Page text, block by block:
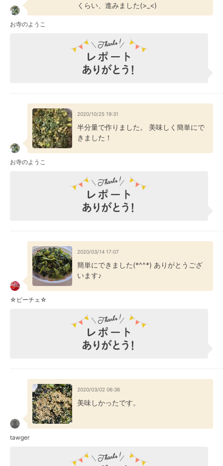
くらい、進みました(>_<)
お寺のようこ
2020/10/25 19:31
半分量で作りました。 美味しく簡単にで
きました！
お寺のようこ
2020/03/14 17:07
簡単にできました(*^^*) ありがとうござ
います♪
☆ピーチェ☆
2020/03/02 06:36
美味しかったです。
tawger